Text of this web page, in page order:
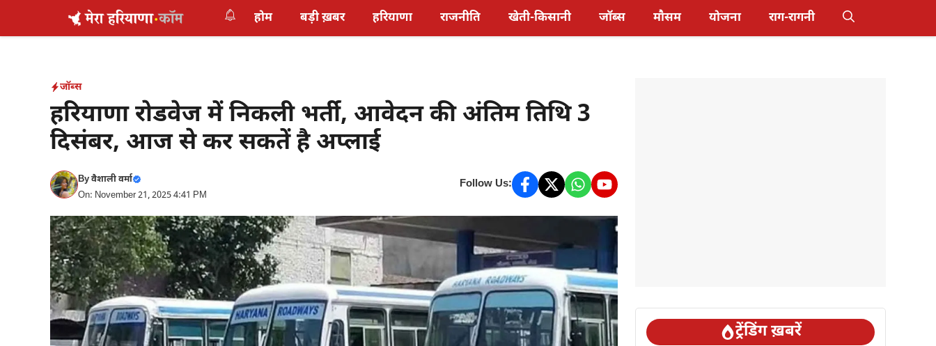
होम बड़ी ख़बर हरियाणा राजनीति खेती-किसानी जॉब्स मौसम योजना राग-रागनी
जॉब्स
हरियाणा रोडवेज में निकली भर्ती, आवेदन की अंतिम तिथि 3
दिसंबर, आज से कर सकतें है अप्लाई
Byवैशाली वर्मा
On: November 21, 2025 4:41 PM
Follow Us:
ट्रेंडिंग ख़बरें